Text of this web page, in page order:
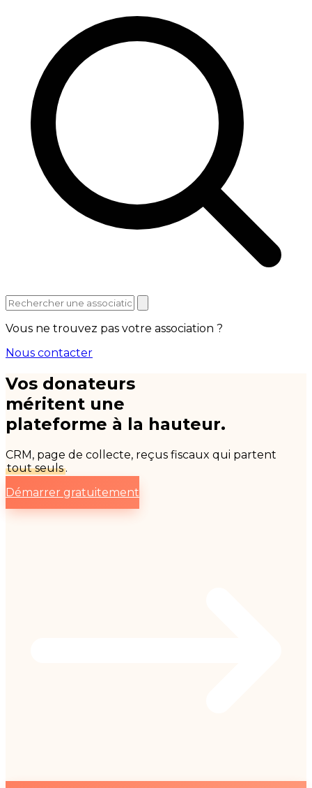
Vous ne trouvez pas votre association ?
Nous contacter
Vos donateurs
méritent une
plateforme à la hauteur.
CRM, page de collecte, reçus fiscaux qui partent
tout seuls.
Démarrer gratuitement